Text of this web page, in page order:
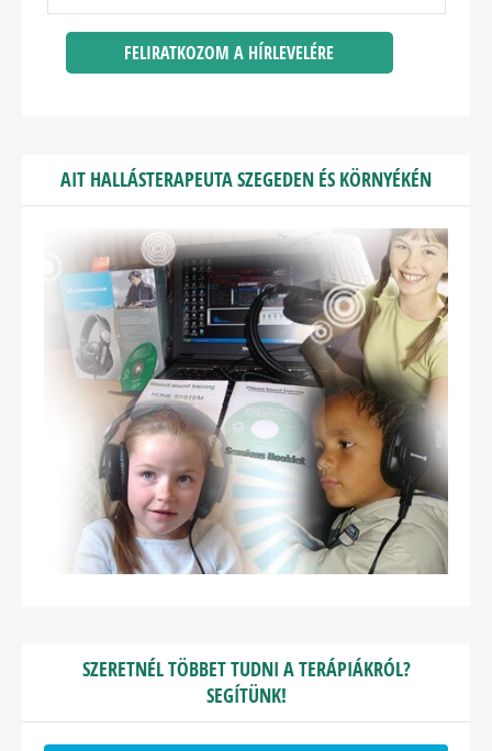
AIT HALLÁSTERAPEUTA SZEGEDEN ÉS KÖRNYÉKÉN
SZERETNÉL TÖBBET TUDNI A TERÁPIÁKRÓL?
SEGÍTÜNK!